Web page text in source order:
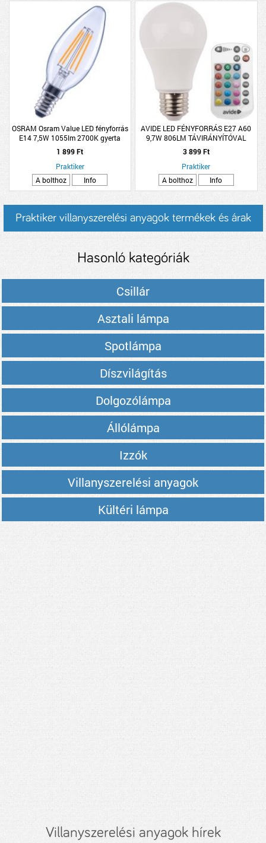
OSRAM Osram Value LED fényforrás
E14 7,5W 1055lm 2700K gyerta
filament üveg
1 899 Ft
Praktiker
A bolthoz
Info
AVIDE LED FÉNYFORRÁS E27 A60
9,7W 806LM TÁVIRÁNYÍTÓVAL
3 899 Ft
Praktiker
A bolthoz
Info
Praktiker villanyszerelési anyagok termékek és árak
Hasonló kategóriák
Csillár
Asztali lámpa
Spotlámpa
Díszvilágítás
Dolgozólámpa
Állólámpa
Izzók
Villanyszerelési anyagok
Kültéri lámpa
Villanyszerelési anyagok hírek